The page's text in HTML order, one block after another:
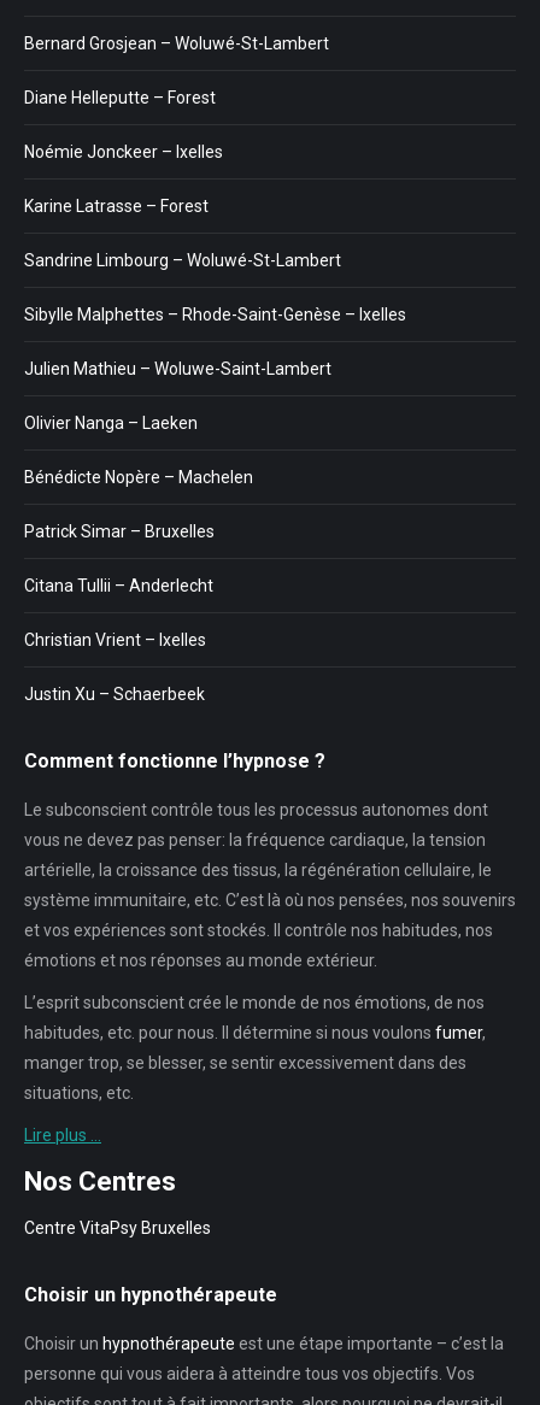
Bernard Grosjean – Woluwé-St-Lambert
Diane Helleputte – Forest
Noémie Jonckeer – Ixelles
Karine Latrasse – Forest
Sandrine Limbourg – Woluwé-St-Lambert
Sibylle Malphettes – Rhode-Saint-Genèse – Ixelles
Julien Mathieu – Woluwe-Saint-Lambert
Olivier Nanga – Laeken
Bénédicte Nopère – Machelen
Patrick Simar – Bruxelles
Citana Tullii – Anderlecht
Christian Vrient – Ixelles
Justin Xu – Schaerbeek
Comment fonctionne l’hypnose ?
Le subconscient contrôle tous les processus autonomes dont
vous ne devez pas penser: la fréquence cardiaque, la tension
artérielle, la croissance des tissus, la régénération cellulaire, le
système immunitaire, etc. C’est là où nos pensées, nos souvenirs
et vos expériences sont stockés. Il contrôle nos habitudes, nos
émotions et nos réponses au monde extérieur.
L’esprit subconscient crée le monde de nos émotions, de nos
habitudes, etc. pour nous. Il détermine si nous voulons fumer,
manger trop, se blesser, se sentir excessivement dans des
situations, etc.
Lire plus …
Nos Centres
Centre VitaPsy Bruxelles
Choisir un hypnothérapeute
Choisir un hypnothérapeute est une étape importante – c’est la
personne qui vous aidera à atteindre tous vos objectifs. Vos